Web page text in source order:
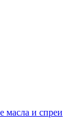
масла и спреи